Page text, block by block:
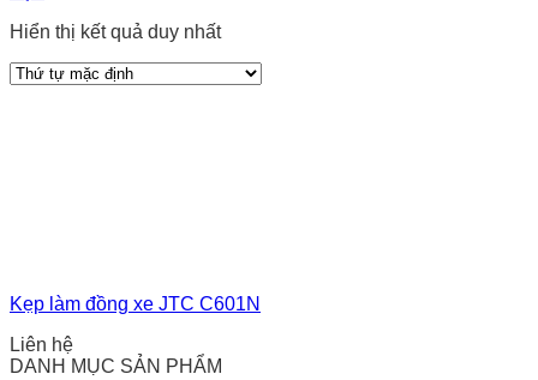
Hiển thị kết quả duy nhất
Kẹp làm đồng xe JTC C601N
Liên hệ
DANH MỤC SẢN PHẨM